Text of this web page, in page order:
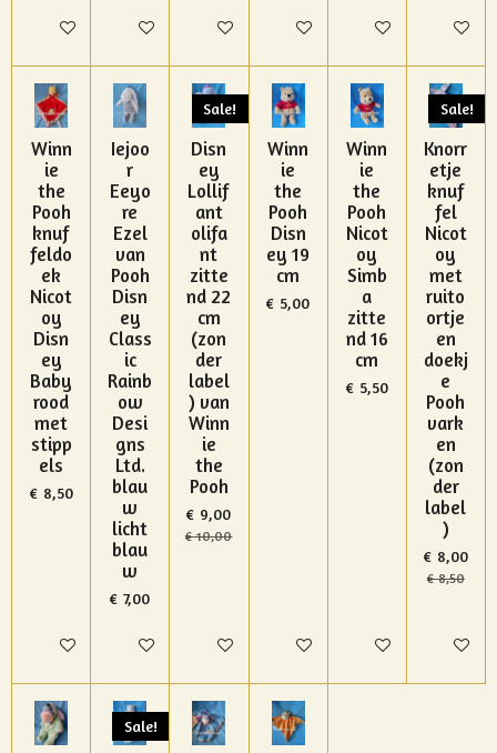
In winkelwagenIn winkelwagenIn winkelwagenIn winkelwagenIn winkelwagen
In
Winn
ie
the
Pooh
knuf
feldo
ek
Nicot
oy
Disn
ey
Baby
rood
met
stipp
els
€ 8,50
In winkelwagen
Iejoo
r
Eeyo
re
Ezel
van
Pooh
Disn
ey
Class
ic
Rainb
ow
Desi
gns
Ltd.
blau
w
licht
blau
w
€ 7,00
In winkelwagen
Sale!
Disn
ey
Lollif
ant
olifa
nt
zitte
nd 22
cm
(zon
der
label
) van
Winn
ie
the
Pooh
€ 9,00
€ 10,00
In winkelwagen
Winn
ie
the
Pooh
Disn
ey 19
cm
€ 5,00
In winkelwagen
Winn
ie
the
Pooh
Nicot
oy
Simb
a
zitte
nd 16
cm
€ 5,50
In winkelwagen
Sale!
Knorr
etje
knuf
fel
Nicot
oy
met
ruito
ortje
en
doekj
e
Pooh
vark
en
(zon
der
label
)
€ 8,00
€ 8,50
In
Sale!